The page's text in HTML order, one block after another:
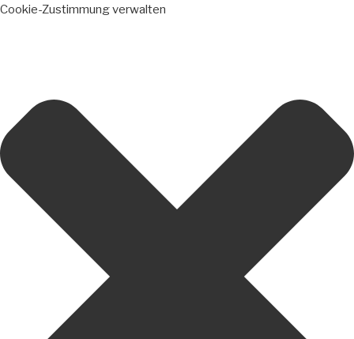
Cookie-Zustimmung verwalten